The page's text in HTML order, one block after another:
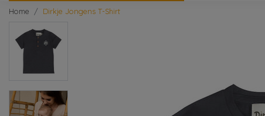
Home Dirkje Jongens T-Shirt